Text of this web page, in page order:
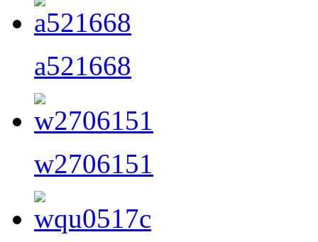
a521668
w2706151